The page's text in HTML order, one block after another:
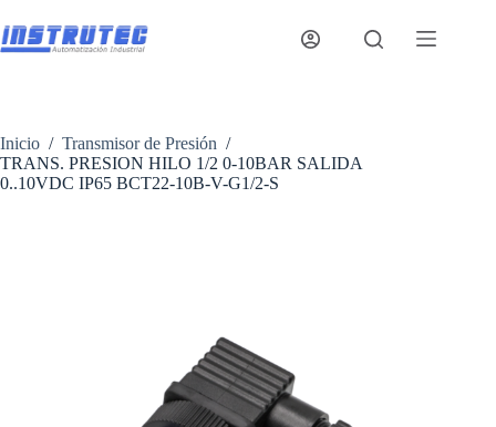
al
contenido
Inicio / Transmisor de Presión /
TRANS. PRESION HILO 1/2 0-10BAR SALIDA
0..10VDC IP65 BCT22-10B-V-G1/2-S